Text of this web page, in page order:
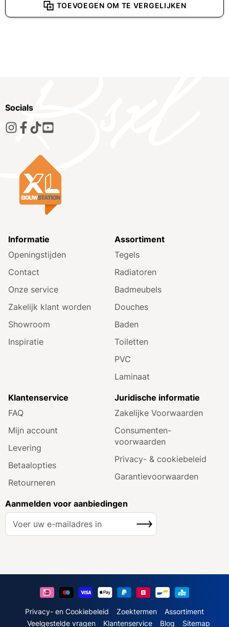
TOEVOEGEN OM TE VERGELIJKEN
Socials
Informatie
Openingstijden
Contact
Onze service
Zakelijk klant worden
Showroom
Inspiratie
Assortiment
Tegels
Radiatoren
Badmeubels
Douches
Baden
Toiletten
PVC
Laminaat
Klantenservice
FAQ
Mijn account
Levering
Betaalopties
Retourneren
Juridische informatie
Zakelijke Voorwaarden
Consumenten­
voorwaarden
Privacy- & cookiebeleid
Garantie­voorwaarden
Aanmelden voor aanbiedingen
A
e
Inschrijven
Privacy- en Cookiebeleid Zoektermen
Assortiment
Veelgestelde vragen
Klantenservice Blog Sitemap